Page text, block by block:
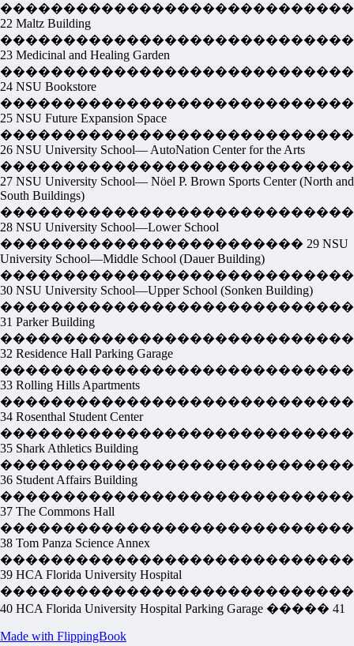
22 Maltz Building
23 Medicinal and Healing Garden
24 NSU Bookstore
25 NSU Future Expansion Space
26 NSU University School— AutoNation Center for the Arts
27 NSU University School— Nöel P. Brown Sports Center (North and
South Buildings)
28 NSU University School—Lower School
������������������������ 29 NSU
University School—Middle School (Dauer Building)
30 NSU University School—Upper School (Sonken Building)
31 Parker Building
32 Residence Hall Parking Garage
33 Rolling Hills Apartments
34 Rosenthal Student Center
35 Shark Athletics Building
36 Student Affairs Building
37 The Commons Hall
38 Tom Panza Science Annex
39 HCA Florida University Hospital
40 HCA Florida University Hospital Parking Garage ����� 41
Made with FlippingBook